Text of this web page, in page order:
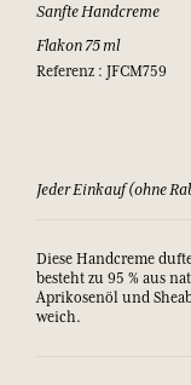
Sanfte Handcreme
Flakon 75 ml
Referenz : JFCM759
Jeder Einkauf (ohne
Diese Handcreme
besteht zu 95 % aus
Aprikosenöl und
weich.